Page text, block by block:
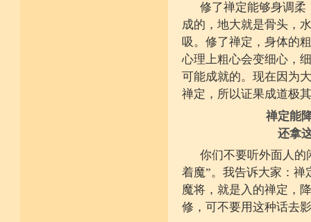
修了禅定能够身调柔
成的，地大就是骨头，
吸。修了禅定，身体的
心理上粗心会变细心，
可能成就的。现在因为
禅定，所以证果成道极
禅定能
还拿
你们不要听外面人的
着魔”。我告诉大家：禅
魔将，就是入的禅定，
修，可不要用这种话去